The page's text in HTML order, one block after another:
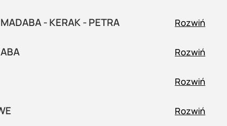
- KERAK - PETRA Rozwiń
Rozwiń
Rozwiń
Rozwiń